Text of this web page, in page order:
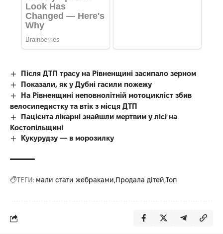
Після ДТП трасу на Рівненщині засипало зерном
Показали, як у Дубні гасили пожежу
На Рівненщині неповнолітній мотоцикліст збив
велосипедистку та втік з місця ДТП
Пацієнта лікарні знайшли мертвим у лісі на
Костопільщині
Кукурудзу — в морозилку
ТЕГИ: мали стати жебраками Продала дітей Топ